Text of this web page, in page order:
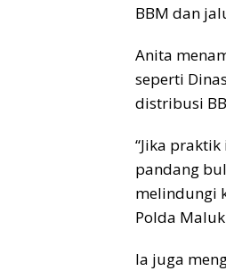
BBM dan
Anita
seperti
distribusi
“Jika
pandang
melindungi
Polda
Ia juga